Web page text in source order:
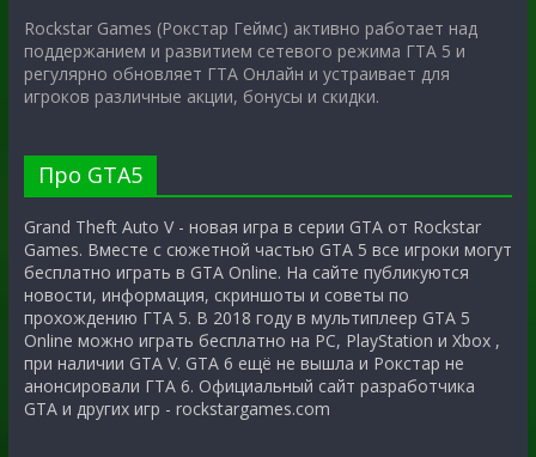
Rockstar Games (Рокстар Геймс) активно работает над
поддержанием и развитием сетевого режима ГТА 5 и
регулярно обновляет ГТА Онлайн и устраивает для
игроков различные акции, бонусы и скидки.
Про GTA5
Grand Theft Auto V - новая игра в серии GTA от Rockstar
Games. Вместе с сюжетной частью GTA 5 все игроки могут
бесплатно играть в GTA Online. На сайте публикуются
новости, информация, скриншоты и советы по
прохождению ГТА 5. В 2018 году в мультиплеер GTA 5
Online можно играть бесплатно на PC, PlayStation и Xbox ,
при наличии GTA V. GTA 6 ещё не вышла и Рокстар не
анонсировали ГТА 6. Официальный сайт разработчика
GTA и других игр - rockstargames.com